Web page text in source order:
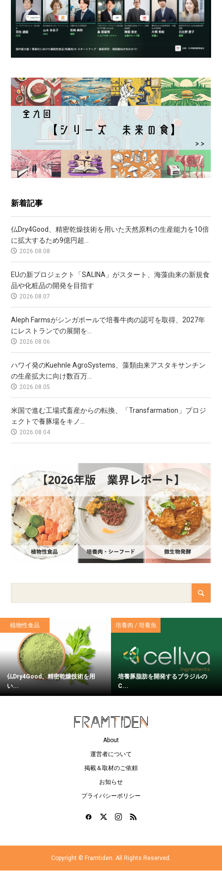
新着記事
仏Dry4Good、精密乾燥技術を用いた天然原料の生産能力を10倍
に拡大するため9億円超...
2026.08.08
EUの新プロジェクト「SALINA」がスタート、海藻由来の新規食
品や化粧品の開発を目指す
2026.08.07
Aleph Farmsがシンガポールで培養牛肉の認可を取得、2027年
にレストランでの展開を...
2026.08.06
ハワイ発のKuehnle AgroSystems、藻類由来アスタキサンチン
の生産拡大に向け数百万...
2026.08.05
米国で進む工場式畜産からの転換、「Transfarmation」プロジ
ェクトで養豚場をキノ...
2026.08.04
植物性食品
仏Dry4Good、精密乾燥技術を用
い...
培養肉 / 培養魚
培養豚脂肪を開発するブラジルの
C...
About
運営者について
掲載＆取材のご依頼
お知らせ
プライバシーポリシー
Copyright © Framtiden. All Rights Reserved.